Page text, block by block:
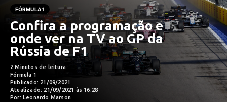
FÓRMULA 1
Confira a programação e
onde ver na TV ao GP da
Rússia de F1
2 Minutos de leitura
Fórmula 1
Publicado: 21/09/2021
Atualizado: 21/09/2021 às 16:28
Por: Leonardo Marson